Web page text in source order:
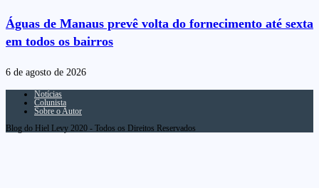
Águas de Manaus prevê volta do fornecimento até sexta
em todos os bairros
6 de agosto de 2026
Notícias
Colunista
Sobre o Autor
Blog do Hiel Levy 2020 - Todos os Direitos Reservados